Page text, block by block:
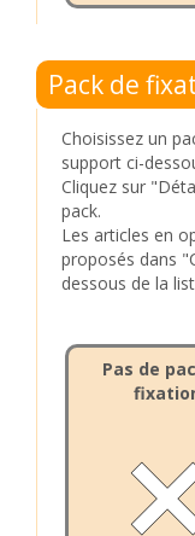
Pack de
Choisissez un
support ci-
Cliquez sur
pack.
Les articles en
proposés dans
dessous de la
Pas de